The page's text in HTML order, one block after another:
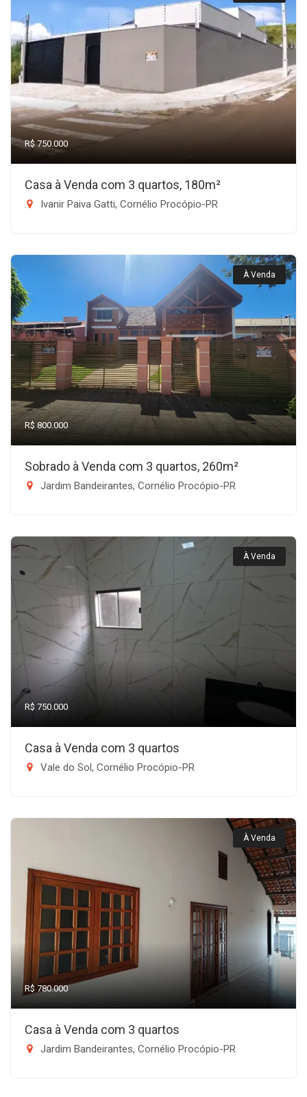
R$ 750.000
Casa à Venda com 3 quartos, 180m²
Ivanir Paiva Gatti, Cornélio Procópio-PR
À Venda
R$ 800.000
Sobrado à Venda com 3 quartos, 260m²
Jardim Bandeirantes, Cornélio Procópio-PR
À Venda
R$ 750.000
Casa à Venda com 3 quartos
Vale do Sol, Cornélio Procópio-PR
À Venda
R$ 780.000
Casa à Venda com 3 quartos
Jardim Bandeirantes, Cornélio Procópio-PR